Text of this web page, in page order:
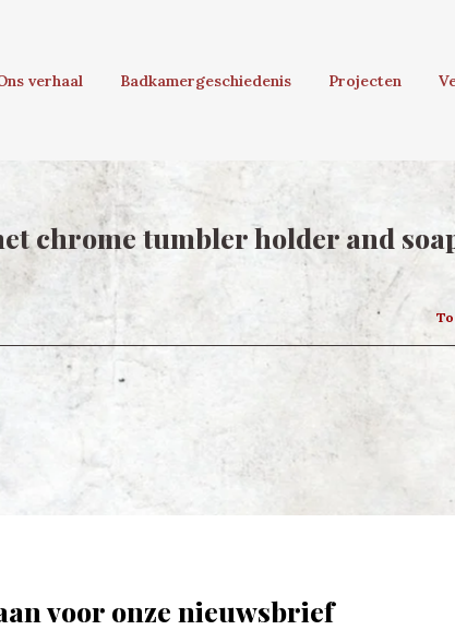
verhaal Badkamergeschiedenis Projecten
chrome tumbler holder and
voor onze nieuwsbrief